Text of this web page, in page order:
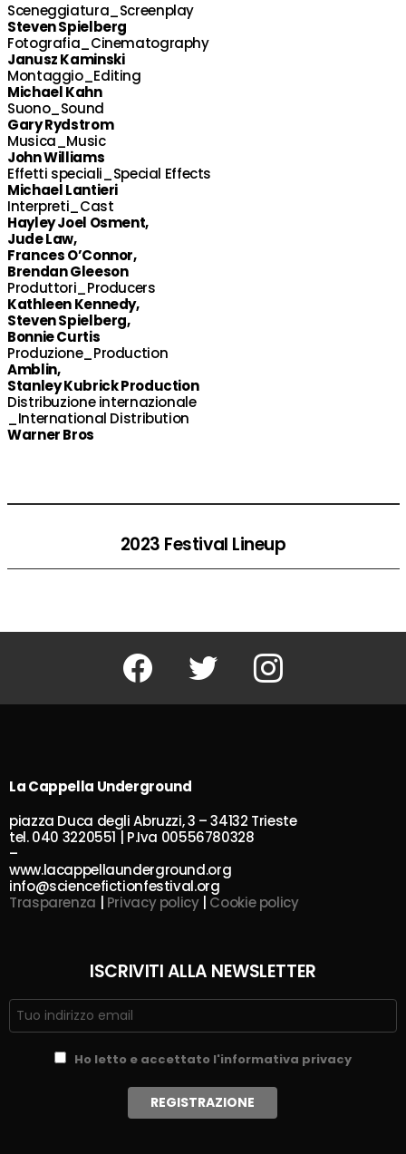
Sceneggiatura_Screenplay
Steven Spielberg
Fotografia_Cinematography
Janusz Kaminski
Montaggio_Editing
Michael Kahn
Suono_Sound
Gary Rydstrom
Musica_Music
John Williams
Effetti speciali_Special Effects
Michael Lantieri
Interpreti_Cast
Hayley Joel Osment,
Jude Law,
Frances O’Connor,
Brendan Gleeson
Produttori_Producers
Kathleen Kennedy,
Steven Spielberg,
Bonnie Curtis
Produzione_Production
Amblin,
Stanley Kubrick Production
Distribuzione internazionale
_International Distribution
Warner Bros
2023 Festival Lineup
Facebook Twitter Instagram
La Cappella Underground
piazza Duca degli Abruzzi, 3 – 34132 Trieste
tel. 040 3220551 | P.Iva 00556780328
–
www.lacappellaunderground.org
info@sciencefictionfestival.org
Trasparenza
Privacy policy| Cookie policy
ISCRIVITI ALLA NEWSLETTER
Ho letto e accettato l'informativa privacy